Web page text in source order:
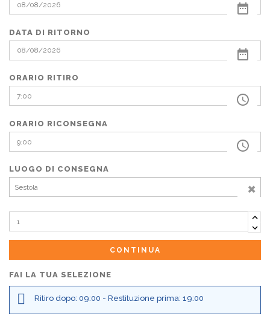
DATA DI RITORNO
ORARIO RITIRO
ORARIO RICONSEGNA
LUOGO DI CONSEGNA
×
Sestola
CONTINUA
FAI LA TUA SELEZIONE
Ritiro dopo: 09:00 - Restituzione prima: 19:00